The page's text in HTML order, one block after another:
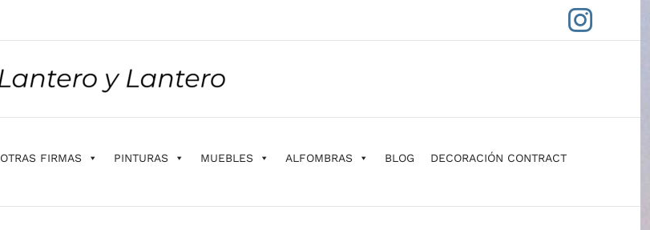
OTRAS FIRMAS PINTURAS MUEBLES ALFOMBRAS BLOG DECORACIÓN CONTRACT